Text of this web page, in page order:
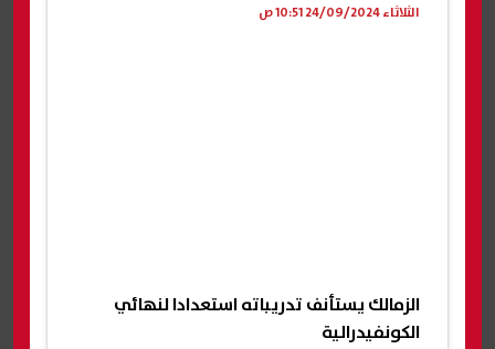
الثلاثاء 24/09/2024 10:51 ص
الزمالك يستأنف تدريباته استعدادا لنهائي
الكونفيدرالية